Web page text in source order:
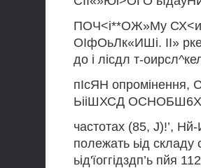
ПОЧ<і**ОЖ»Му
ОІфОьЛк«ИШі. II»
до і лісдл т-
пІсЯН опромінення,
ЬііШХСД ОСНОБШ6Х
частотах (85, J)!’,
полежать ьід складу
ьід'їоггідздп’ь пйя